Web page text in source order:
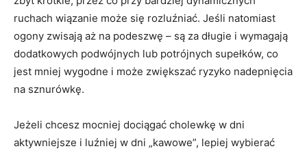
ruchach wiązanie może się rozluźniać. Jeśli natomiast
ogony zwisają aż na podeszwę – są za długie i wymagają
dodatkowych podwójnych lub potrójnych supełków, co
jest mniej wygodne i może zwiększać ryzyko nadepnięcia
na sznurówkę.
Jeżeli chcesz mocniej dociągać cholewkę w dni
aktywniejsze i luźniej w dni „kawowe”, lepiej wybierać